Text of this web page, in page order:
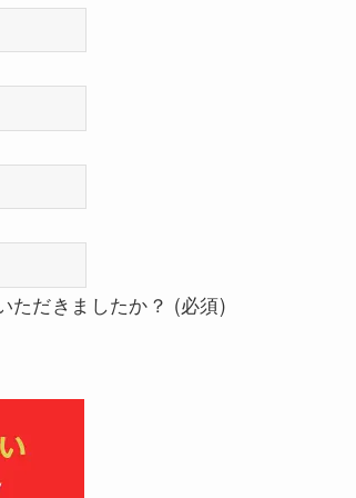
ただきましたか？ (必須)
別の受信設定をしていただいた上でお申